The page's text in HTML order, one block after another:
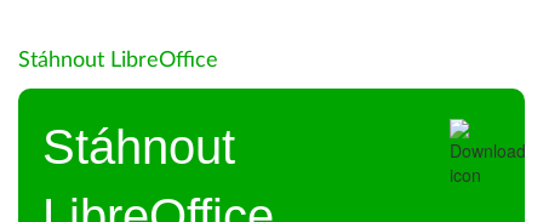
Stáhnout LibreOffice
Stáhnout